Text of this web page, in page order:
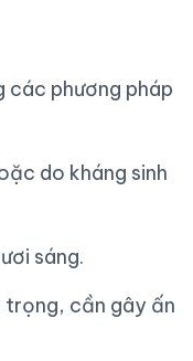
các phương pháp
do kháng sinh
sáng.
trọng, cần gây ấn